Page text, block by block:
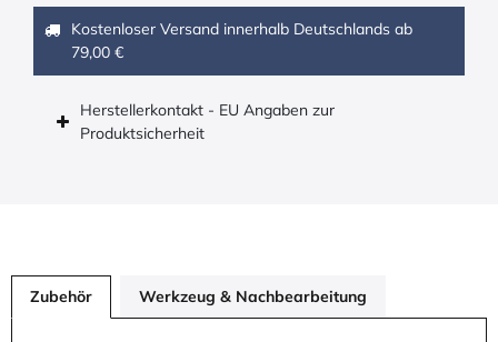
Kostenloser Versand innerhalb Deutschlands ab
79,00 €
Herstellerkontakt - EU Angaben zur
Produktsicherheit
Zubehör Werkzeug & Nachbearbeitung